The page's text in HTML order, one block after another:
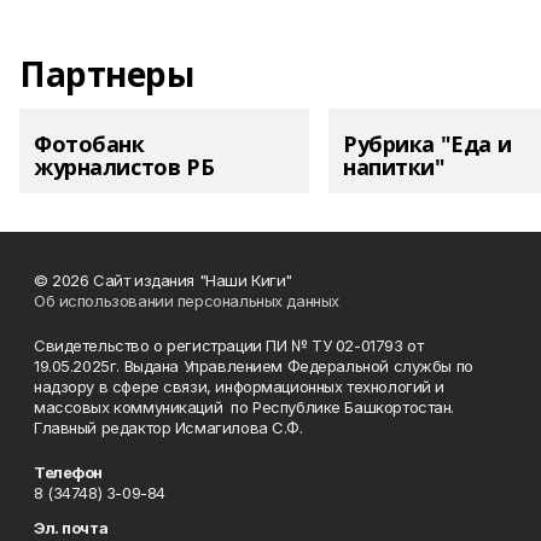
Партнеры
Фотобанк
журналистов РБ
Рубрика "Еда и
напитки"
© 2026 Сайт издания "Наши Киги"
Об использовании персональных данных
Свидетельство о регистрации ПИ № ТУ 02-01793 от
19.05.2025г. Выдана Управлением Федеральной службы по
надзору в сфере связи, информационных технологий и
массовых коммуникаций по Республике Башкортостан.
Главный редактор Исмагилова С.Ф.
Телефон
8 (34748) 3-09-84
Эл. почта